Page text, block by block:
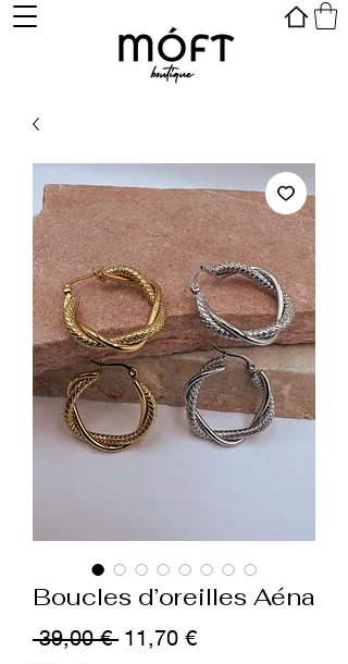
Boucles d’oreilles Aéna
39,00 € Prezzo
11,70 €Prezzo